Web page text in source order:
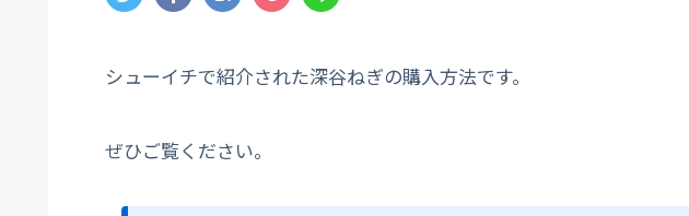
シューイチで紹介された深谷ねぎの購入方法です。
ぜひご覧ください。